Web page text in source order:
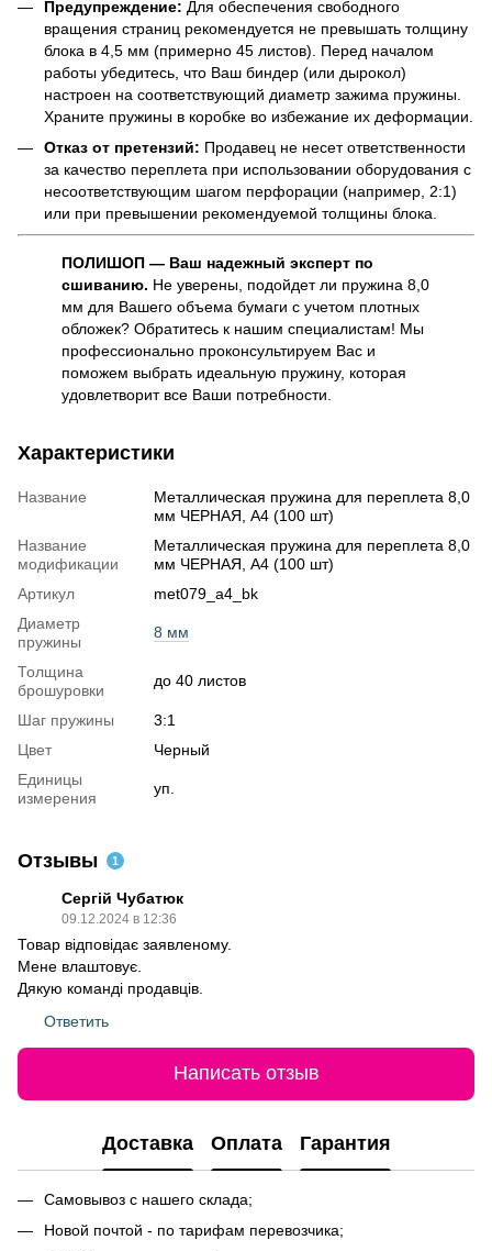
Предупреждение: Для обеспечения свободного
вращения страниц рекомендуется не превышать толщину
блока в 4,5 мм (примерно 45 листов). Перед началом
работы убедитесь, что Ваш биндер (или дырокол)
настроен на соответствующий диаметр зажима пружины.
Храните пружины в коробке во избежание их деформации.
Отказ от претензий: Продавец не несет ответственности
за качество переплета при использовании оборудования с
несоответствующим шагом перфорации (например, 2:1)
или при превышении рекомендуемой толщины блока.
ПОЛИШОП — Ваш надежный эксперт по
сшиванию. Не уверены, подойдет ли пружина 8,0
мм для Вашего объема бумаги с учетом плотных
обложек? Обратитесь к нашим специалистам! Мы
профессионально проконсультируем Вас и
поможем выбрать идеальную пружину, которая
удовлетворит все Ваши потребности.
Характеристики
Название
Металлическая пружина для переплета 8,0
мм ЧЕРНАЯ, А4 (100 шт)
Название
модификации
Металлическая пружина для переплета 8,0
мм ЧЕРНАЯ, А4 (100 шт)
Артикул
met079_a4_bk
Диаметр
пружины
8 мм
Толщина
брошуровки
до 40 листов
Шаг пружины
3:1
Цвет
Черный
Единицы
измерения
уп.
Отзывы 1
Сергій Чубатюк
09.12.2024 в 12:36
Товар відповідає заявленому.
Мене влаштовує.
Дякую команді продавців.
Ответить
Написать отзыв
Доставка Оплата Гарантия
Самовывоз с нашего склада;
Новой почтой - по тарифам перевозчика;